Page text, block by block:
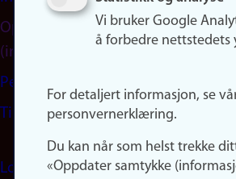
Oppdater samtykke
(informasjonskapsler)
Personvern
Tilgjengelighetserklæring
Logg inn
Vi bruker Google
å forbedre nettstedets
For detaljert informasjon, se
personvernerklæring.
Du kan når som helst trekke
«Oppdater samtykke